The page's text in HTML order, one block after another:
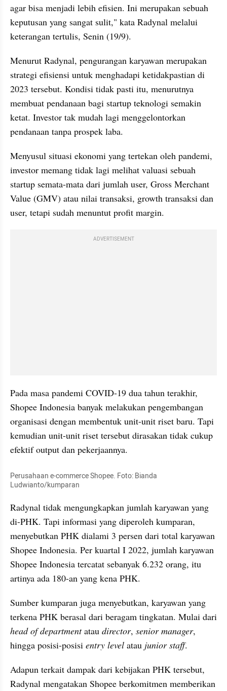
agar bisa menjadi lebih efisien. Ini merupakan sebuah
keputusan yang sangat sulit," kata Radynal melalui
keterangan tertulis, Senin (19/9).
Menurut Radynal, pengurangan karyawan merupakan
strategi efisiensi untuk menghadapi ketidakpastian di
2023 tersebut. Kondisi tidak pasti itu, menurutnya
membuat pendanaan bagi startup teknologi semakin
ketat. Investor tak mudah lagi menggelontorkan
pendanaan tanpa prospek laba.
Menyusul situasi ekonomi yang tertekan oleh pandemi,
investor memang tidak lagi melihat valuasi sebuah
startup semata-mata dari jumlah user, Gross Merchant
Value (GMV) atau nilai transaksi, growth transaksi dan
user, tetapi sudah menuntut profit margin.
ADVERTISEMENT
Pada masa pandemi COVID-19 dua tahun terakhir,
Shopee Indonesia banyak melakukan pengembangan
organisasi dengan membentuk unit-unit riset baru. Tapi
kemudian unit-unit riset tersebut dirasakan tidak cukup
efektif output dan pekerjaannya.
Perusahaan e-commerce Shopee. Foto: Bianda
Ludwianto/kumparan
Radynal tidak mengungkapkan jumlah karyawan yang
di-PHK. Tapi informasi yang diperoleh kumparan,
menyebutkan PHK dialami 3 persen dari total karyawan
Shopee Indonesia. Per kuartal I 2022, jumlah karyawan
Shopee Indonesia tercatat sebanyak 6.232 orang, itu
artinya ada 180-an yang kena PHK.
Sumber kumparan juga menyebutkan, karyawan yang
head of department atau director, senior manager,
hingga posisi-posisi entry level atau junior staff.
Adapun terkait dampak dari kebijakan PHK tersebut,
Radynal mengatakan Shopee berkomitmen memberikan